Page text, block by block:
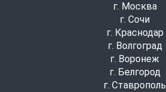
г. Москва
г. Сочи
г. Краснодар
г. Волгоград
г. Воронеж
г. Белгород
г. Ставрополь